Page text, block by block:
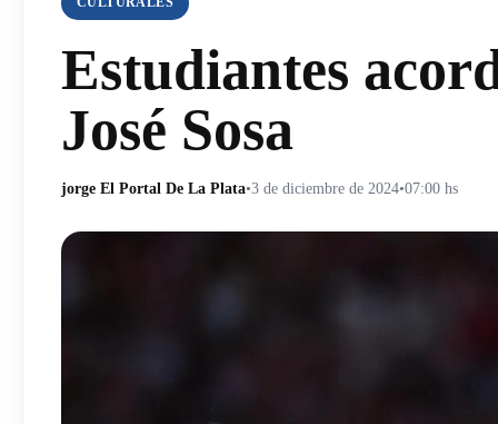
Estudiantes
José Sosa
jorge El Portal De La Plata•3 de diciembre de 2024•07:00 hs